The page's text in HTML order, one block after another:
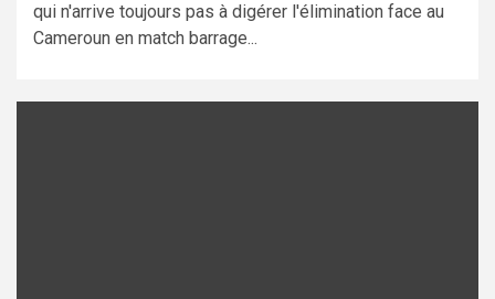
qui n'arrive toujours pas à digérer l'élimination face au
Cameroun en match barrage...